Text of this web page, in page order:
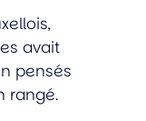
avait
pensés
rangé.